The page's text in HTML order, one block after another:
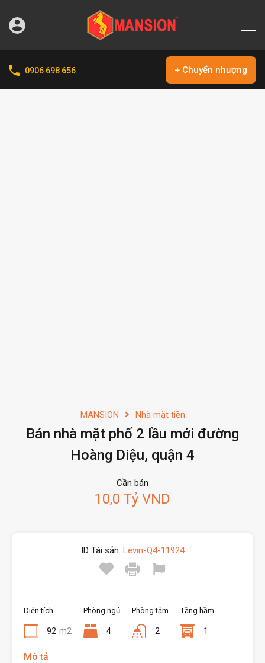
0906 698 656 + Chuyển nhượng
MANSION Nhà mặt tiền
Bán nhà mặt phố 2 lầu mới đường
Hoàng Diệu, quận 4
Cần bán
10,0 Tỷ VND
ID Tài sản: Levin-Q4-11924
Diện tích
92 m2
Phòng ngủ
4
Phòng tắm
2
Tầng hầm
1
Mô tả